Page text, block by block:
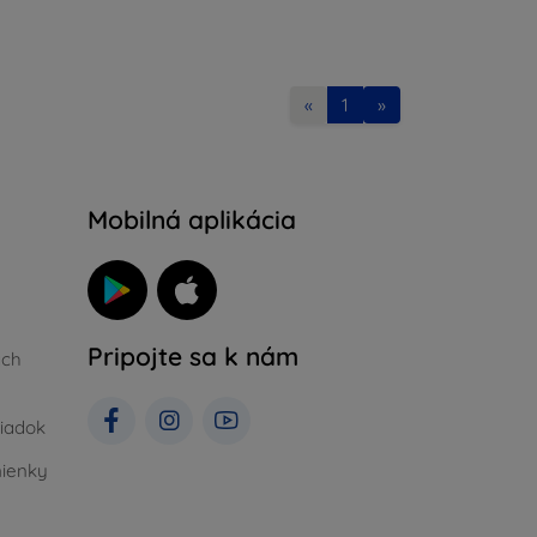
« 1 »
Mobilná aplikácia
Pripojte sa k nám